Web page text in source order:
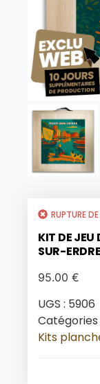
RUPTURE
KIT DE JEU
SUR-ERDRE
95.00 €
UGS : 5906
Catégories
Kits